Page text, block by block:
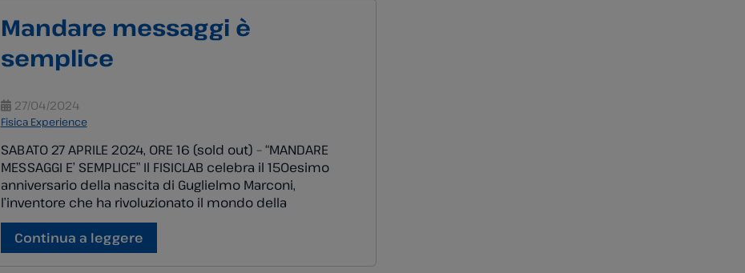
Mandare messaggi è
semplice
27/04/2024
Fisica Experience
SABATO 27 APRILE 2024, ORE 16 (sold out) – “MANDARE
MESSAGGI E’ SEMPLICE” Il FISICLAB celebra il 150esimo
anniversario della nascita di Guglielmo Marconi,
l’inventore che ha rivoluzionato il mondo della
comunicazione. Attraverso esperimenti interattivi, i
partecipanti avranno l’opportunità di costruire ricevitori e
osservare la trasmissione di segnali sotto forma di
Continua a leggere